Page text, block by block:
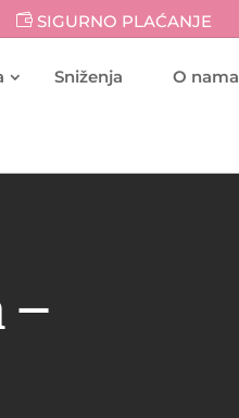
SIGURNO PLAĆANJE
Sniženja O nama
–